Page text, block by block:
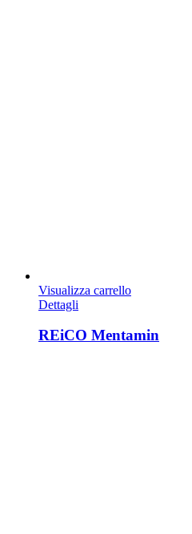
Visualizza carrello
Dettagli
REiCO Mentamin